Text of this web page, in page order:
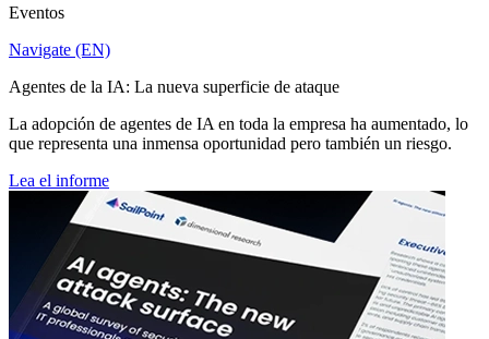
Eventos
Navigate (EN)
Agentes de la IA: La nueva superficie de ataque
La adopción de agentes de IA en toda la empresa ha aumentado, lo
que representa una inmensa oportunidad pero también un riesgo.
Lea el informe